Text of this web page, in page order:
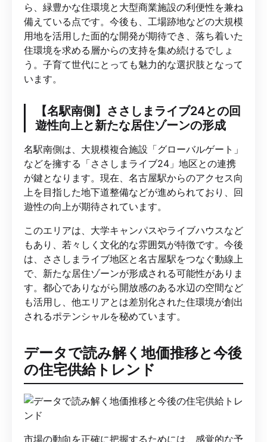
ら、緑豊かな住環境と大型商業施設の利便性を兼ね
備えている点です。今後も、工場跡地などの大規模
用地を活用した面的な開発が期待でき、落ち着いた
住環境を求める層からの支持を集め続けるでしょ
う。子育て世代にとっても魅力的な選択肢となって
います。
【名駅南側】ささしまライブ24との回
遊性向上と新たな居住ゾーンの形成
名駅南側は、大規模複合施設「グローバルゲート」
などを擁する「ささしまライブ24」地区との連携
が鍵となります。現在、名古屋駅からのアクセス向
上を目指した地下道整備などが進められており、回
遊性の向上が期待されています。
このエリアは、大学キャンパスやライブハウスなど
もあり、若々しく文化的な雰囲気が特徴です。今後
は、ささしまライブ地区と名古屋駅をつなぐ動線上
で、新たな居住ゾーンが形成される可能性がありま
す。都心でありながら開放感のある水辺の空間など
も活用し、他エリアとは差別化された住環境が創出
されるポテンシャルを秘めています。
データで読み解く地価推移と今後
の住宅供給トレンド
市場の動向を正確に把握するためには、感覚的な予